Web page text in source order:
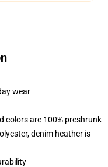
wear
colors are 100% preshrunk
denim heather is